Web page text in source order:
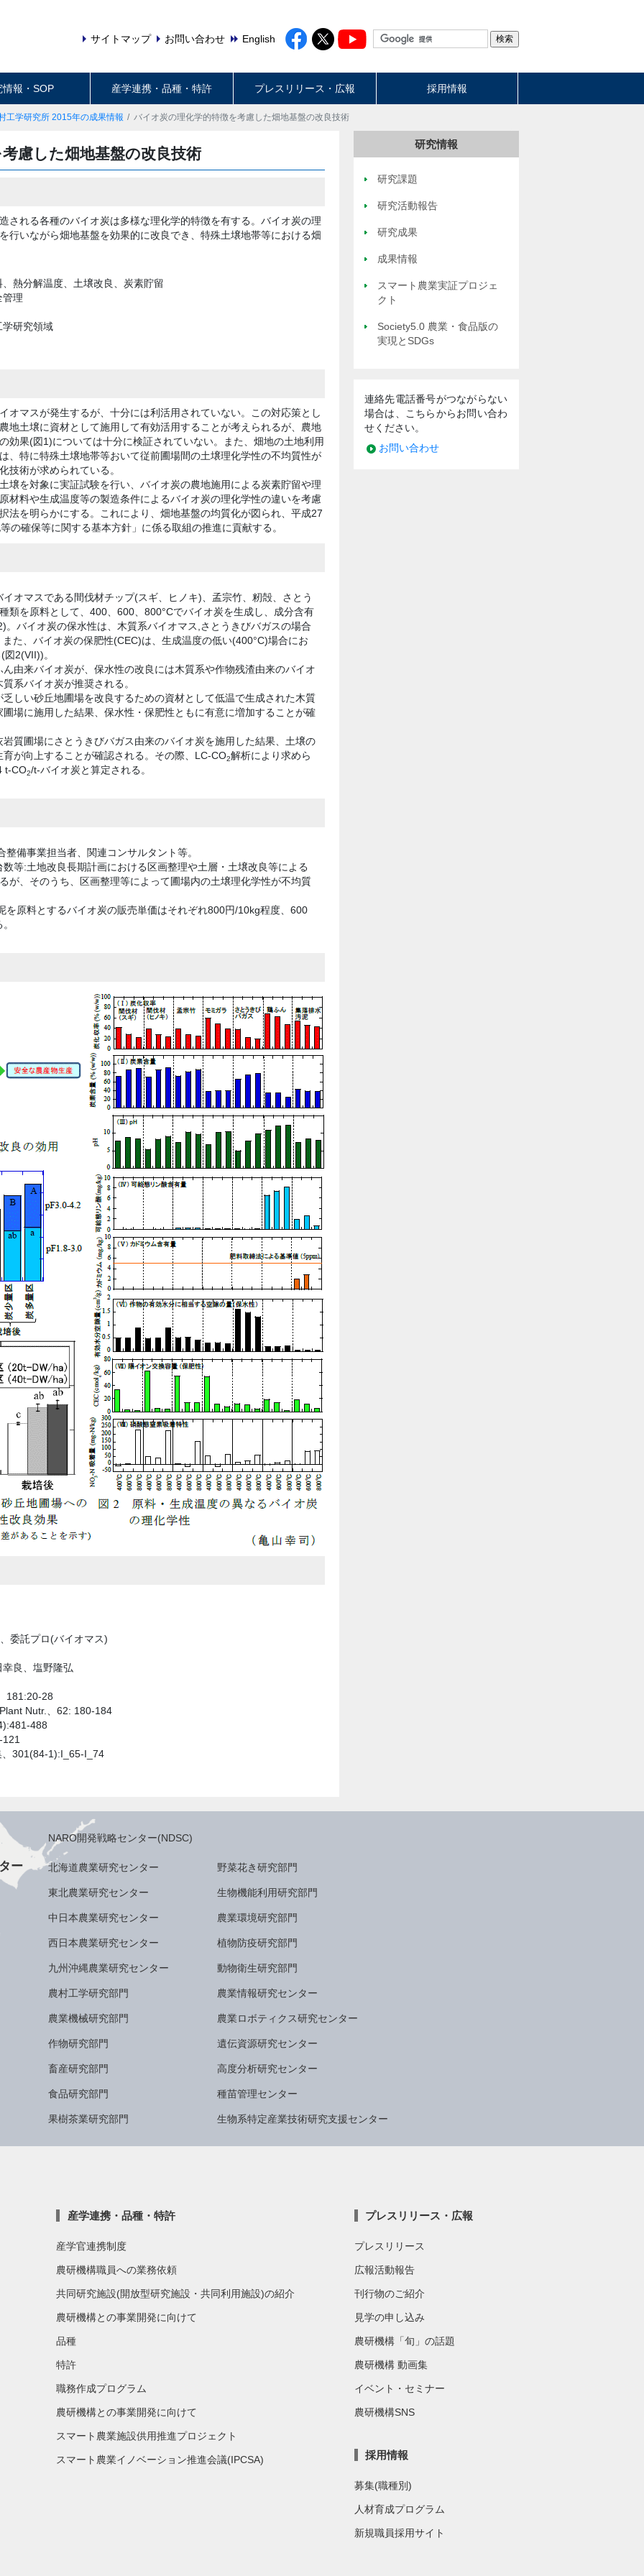
サイトマップ お問い合わせ English
情報・SOP 産学連携・品種・特許 プレスリリース・広報 採用情報
工学研究所 2015年の成果情報 バイオ炭の理化学的特徴を考慮した畑地基盤の改良技術
慮した畑地基盤の改良技術
される各種のバイオ炭は多様な理化学的特徴を有する。バイオ炭の理
行いながら畑地基盤を効果的に改良でき、特殊土壌地帯等における畑
熱分解温度、土壌改良、炭素貯留
管理
研究領域
オマスが発生するが、十分には利活用されていない。この対応策とし
地土壌に資材として施用して有効活用することが考えられるが、農地
効果(図1)については十分に検証されていない。また、畑地の土地利用
、特に特殊土壌地帯等おいて従前圃場間の土壌理化学性の不均質性が
技術が求められている。
壌を対象に実証試験を行い、バイオ炭の農地施用による炭素貯留や理
材料や生成温度等の製造条件によるバイオ炭の理化学性の違いを考慮
法を明らかにする。これにより、畑地基盤の均質化が図られ、平成27
の確保等に関する基本方針」に係る取組の推進に貢献する。
オマスである間伐材チップ(スギ、ヒノキ)、孟宗竹、籾殻、さとう
類を原料として、400、600、800°Cでバイオ炭を生成し、成分含有
バイオ炭の保水性は、木質系バイオマス,さとうきびバガスの場合
た、バイオ炭の保肥性(CEC)は、生成温度の低い(400°C)場合にお
2(VII))。
由来バイオ炭が、保水性の改良には木質系や作物残渣由来のバイオ
系バイオ炭が推奨される。
しい砂丘地圃場を改良するための資材として低温で生成された木質
場に施用した結果、保水性・保肥性ともに有意に増加することが確
質圃場にさとうきびバガス由来のバイオ炭を施用した結果、土壌の
が向上することが確認される。その際、LC-CO2解析により求めら
t-CO2/t-バイオ炭と算定される。
備事業担当者、関連コンサルタント等。
等:土地改良長期計画における区画整理や土層・土壌改良等による
が、そのうち、区画整理等によって圃場内の土壌理化学性が不均質
を原料とするバイオ炭の販売単価はそれぞれ800円/10kg程度、600
委託プロ(バイオマス)
良、塩野隆弘
181:20-28
Nutr.、62: 180-184
488
301(84-1):I_65-I_74
研究情報
研究課題
研究活動報告
研究成果
成果情報
スマート農業実証プロジェ
クト
Society5.0 農業・食品版の
実現とSDGs
連絡先電話番号がつながらない
場合は、こちらからお問い合わ
せください。
お問い合わせ
NARO開発戦略センター(NDSC)
ー 北海道農業研究センター
東北農業研究センター
中日本農業研究センター
西日本農業研究センター
九州沖縄農業研究センター
農村工学研究部門
農業機械研究部門
作物研究部門
畜産研究部門
食品研究部門
果樹茶業研究部門
野菜花き研究部門
生物機能利用研究部門
農業環境研究部門
植物防疫研究部門
動物衛生研究部門
農業情報研究センター
農業ロボティクス研究センター
遺伝資源研究センター
高度分析研究センター
種苗管理センター
生物系特定産業技術研究支援センター
産学連携・品種・特許
産学官連携制度
農研機構職員への業務依頼
共同研究施設(開放型研究施設・共同利用施設)の紹介
農研機構との事業開発に向けて
品種
特許
職務作成プログラム
農研機構との事業開発に向けて
スマート農業施設供用推進プロジェクト
スマート農業イノベーション推進会議(IPCSA)
プレスリリース・広報
プレスリリース
広報活動報告
刊行物のご紹介
見学の申し込み
農研機構「旬」の話題
農研機構 動画集
イベント・セミナー
農研機構SNS
採用情報
募集(職種別)
人材育成プログラム
新規職員採用サイト